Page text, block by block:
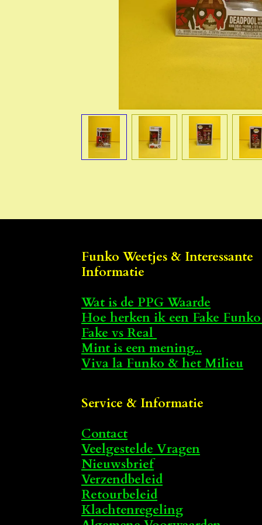
Funko Weetjes & Interessante
Informatie
Wat is de PPG Waarde
Hoe herken ik een Fake Funko
Fake vs Real
Mint is een mening...
Viva la Funko & het Milieu
Service & Informatie
Contact
Veelgestelde Vragen
Nieuwsbrief
Verzendbeleid
Retourbeleid
Klachtenregeling